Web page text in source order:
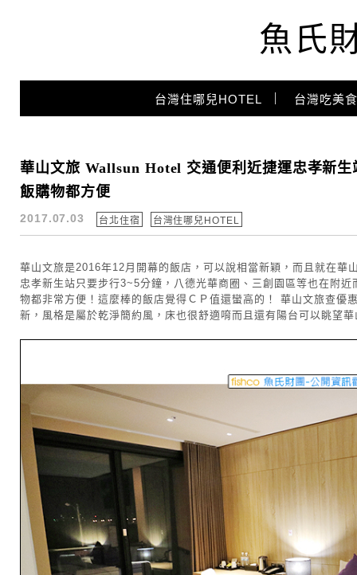
魚氏
台灣住哪兒HOTEL 台灣吃美
台北住宿推薦
華山文旅 Wallsun Hotel 交通便利近捷運忠孝新
飯購物都方便
2017.07.03 台北住宿 台灣住哪兒HOTEL
華山文旅是2016年12月開幕的飯店，可以說相當新穎，而且就在華
忠孝新生站只要步行3~5分鐘，八德光華商圈、三創園區等也在附
物都非常方便！這麼棒的飯店覺得ＣＰ值還蠻高的！ 華山文旅查優
新，風格是屬於乾淨簡約風，床也很舒適唷而且還有陽台可以眺望